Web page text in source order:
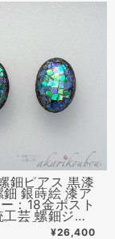
鈿ピアス 黒漆
鈿 銀蒔絵 漆ア
：18金ポスト
工芸 螺鈿ジュ
沢漆器 ¥26,400